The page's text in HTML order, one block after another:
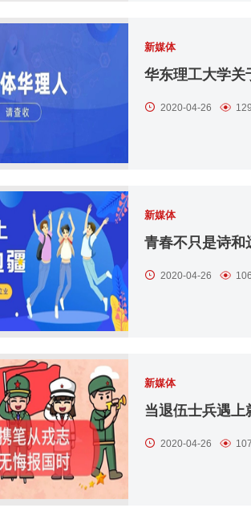
新媒体
华东理工大学关
2020-04-26
新媒体
青春不只是诗和
2020-04-26
新媒体
当退伍士兵遇上
2020-04-26